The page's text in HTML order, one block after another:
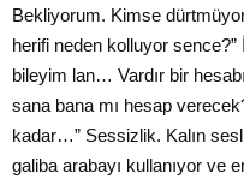
Bekliyorum. Kimse
herifi neden kolluyor
bileyim lan… Vardır bir
sana bana mı hesap
kadar…” Sessizlik. Kalın
galiba arabayı kullanıyor ve